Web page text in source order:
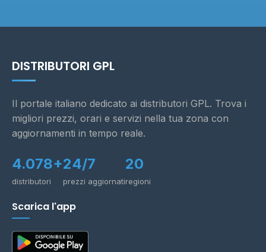
DISTRIBUTORI GPL
Il portale italiano dedicato ai distributori GPL. Trova i
migliori prezzi, orari e servizi nella tua zona con
aggiornamenti in tempo reale.
4.078+
distributori
24/7
prezzi aggiornati
20
regioni
Scarica l'app